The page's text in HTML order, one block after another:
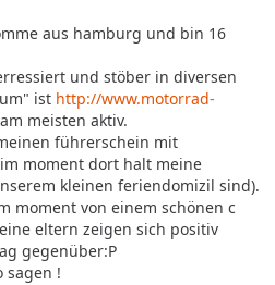
aus hamburg und bin 16
und stöber in diversen
ist http://www.motorrad-
meisten aktiv.
führerschein mit
moment dort halt meine
kleinen feriendomizil sind).
moment von einem schönen c
eltern zeigen sich positiv
gegenüber:P
sagen !